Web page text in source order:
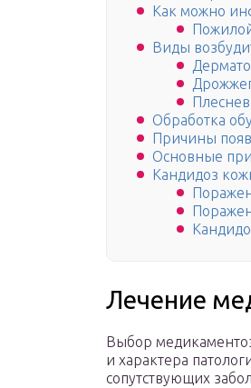
Как можно
Виды
Обработка
Причины
Основные
Кандидоз
Лечение
Выбор
и характера
сопутствующих